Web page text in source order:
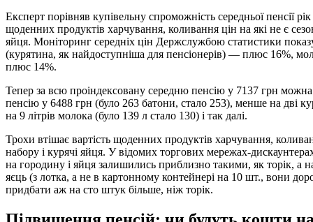
Експерт порівняв купівельну спроможність середньої пенсії
щоденних продуктів харчування, коливання цін на які не є
яйця. Моніторинг середніх цін Держслужбою статистики
(курятина, як найдоступніша для пенсіонерів) — плюс
плюс 14%.
Тепер за всю проіндексовану середню пенсію у 7137 грн
пенсію у 6488 грн (було 263 батони, стало 253), менше на дві
на 9 літрів молока (було 139 л стало 130) і так далі.
Трохи втішає вартість щоденних продуктів харчування,
набору і курячі яйця. У відомих торгових мережах-
на городину і яйця залишились приблизно такими, як торік, а
яєць (з лотка, а не в картонному контейнері на 10 шт., вони
придбати аж на сто штук більше, ніж торік.